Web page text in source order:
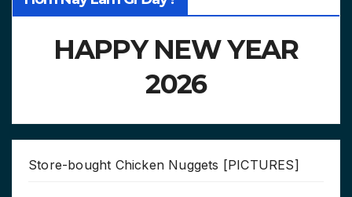
HAPPY NEW YEAR
2026
Store-bought Chicken Nuggets [PICTURES]